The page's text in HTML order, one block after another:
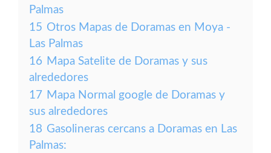
Palmas
15 Otros Mapas de Doramas en Moya -
Las Palmas
16 Mapa Satelite de Doramas y sus
alrededores
17 Mapa Normal google de Doramas y
sus alrededores
18 Gasolineras cercans a Doramas en Las
Palmas: